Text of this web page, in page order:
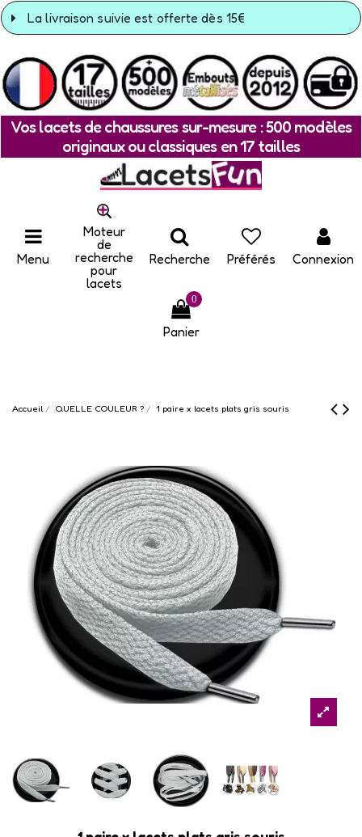
La livraison suivie est offerte dès 15€
Vos lacets de chaussures sur-mesure : 500 modèles
originaux ou classiques en 17 tailles
Menu
Moteur
de
recherche
pour
lacets
Recherche Préférés Connexion
0
Panier
Accueil QUELLE COULEUR ? 1 paire x lacets plats gris souris